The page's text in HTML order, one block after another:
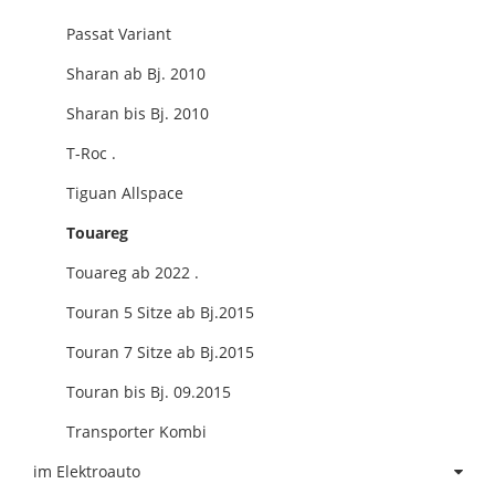
Passat Variant
Sharan ab Bj. 2010
Sharan bis Bj. 2010
T-Roc .
Tiguan Allspace
Touareg
Touareg ab 2022 .
Touran 5 Sitze ab Bj.2015
Touran 7 Sitze ab Bj.2015
Touran bis Bj. 09.2015
Transporter Kombi
im Elektroauto